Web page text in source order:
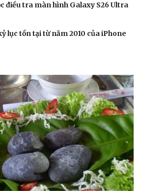
điều tra màn hình Galaxy S26 Ultra
lục tồn tại từ năm 2010 của iPhone